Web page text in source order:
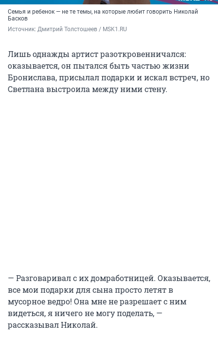
Семья и ребенок — не те темы, на которые любит говорить Николай
Басков
Источник: Дмитрий Толстошеев / MSK1.RU
Лишь однажды артист разоткровенничался:
оказывается, он пытался быть частью жизни
Бронислава, присылал подарки и искал встреч, но
Светлана выстроила между ними стену.
— Разговаривал с их домработницей. Оказывается,
все мои подарки для сына просто летят в
мусорное ведро! Она мне не разрешает с ним
видеться, я ничего не могу поделать, —
рассказывал Николай.